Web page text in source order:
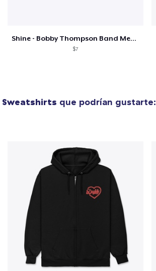
Shine - Bobby Thompson Band Merch
$7
Sweatshirts que podrían gustarte: